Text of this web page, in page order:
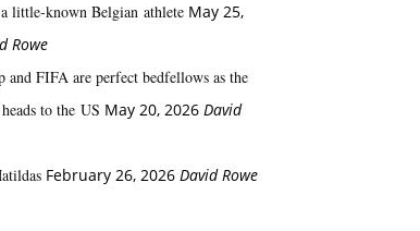
little‑known Belgian athlete May 25,
Rowe
and FIFA are perfect bedfellows as the
to the US May 20, 2026 David
February 26, 2026 David Rowe